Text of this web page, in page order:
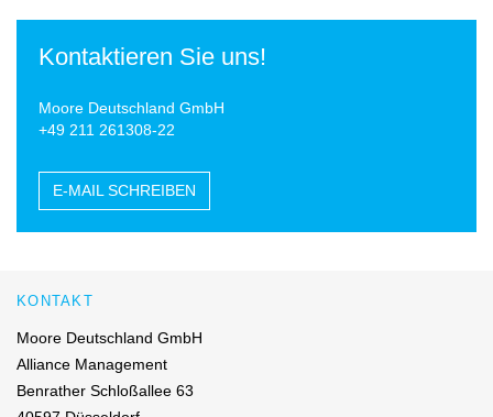
Kontaktieren Sie uns!
Moore Deutschland GmbH
+49 211 261308-22
E-MAIL SCHREIBEN
KONTAKT
Moore Deutschland GmbH
Alliance Management
Benrather Schloßallee 63